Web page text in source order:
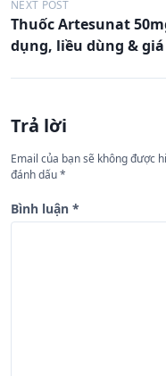
u
h
ư
n
b
à
i
NEXT POST
Thuốc Artesunat
dụng, liều dùng &
Trả lời
Email của bạn sẽ không được
đánh dấu*
Bình luận *